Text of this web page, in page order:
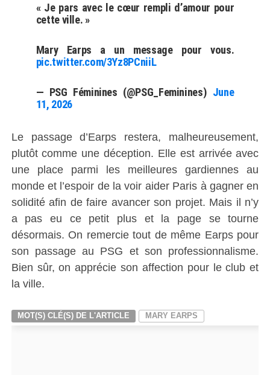
« Je pars avec le cœur rempli d’amour pour
cette ville. »
Mary Earps a un message pour vous.
pic.twitter.com/3Yz8PCniiL
— PSG Féminines (@PSG_Feminines) June
11, 2026
Le passage d’Earps restera, malheureusement,
plutôt comme une déception. Elle est arrivée avec
une place parmi les meilleures gardiennes au
monde et l’espoir de la voir aider Paris à gagner en
solidité afin de faire avancer son projet. Mais il n’y
a pas eu ce petit plus et la page se tourne
désormais. On remercie tout de même Earps pour
son passage au PSG et son professionnalisme.
Bien sûr, on apprécie son affection pour le club et
la ville.
MOT(S) CLÉ(S) DE L'ARTICLE MARY EARPS